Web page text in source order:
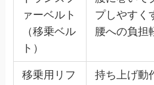
ァーベルト
（移乗ベル
ト）
プしやすく
腰への負担
移乗用リフ
持ち上げ動